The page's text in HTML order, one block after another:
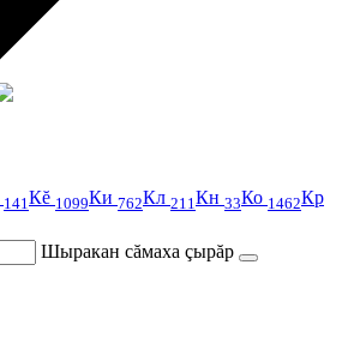
141Кĕ 1099Ки 762Кл 211Кн 33Ко 1462Кр
Шыракан сăмаха çырăр